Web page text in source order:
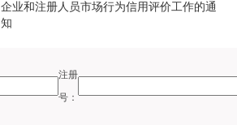
企业和注册人员市场行为信用评价工作的通
知
注册
号：